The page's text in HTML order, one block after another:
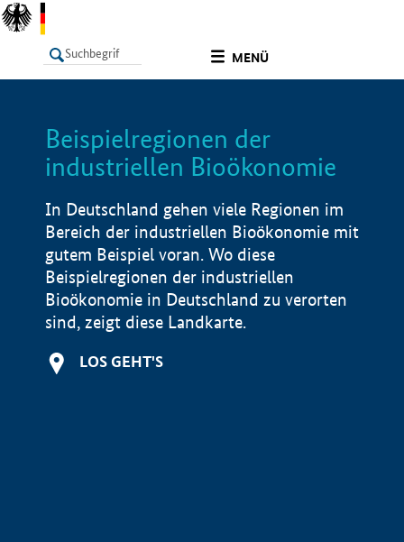
MENÜ
LISTE
Beispielregionen der
industriellen Bioökonomie
In Deutschland gehen viele Regionen im
Bereich der industriellen Bioökonomie mit
gutem Beispiel voran. Wo diese
Beispielregionen der industriellen
Bioökonomie in Deutschland zu verorten
sind, zeigt diese Landkarte.
LOS GEHT'S